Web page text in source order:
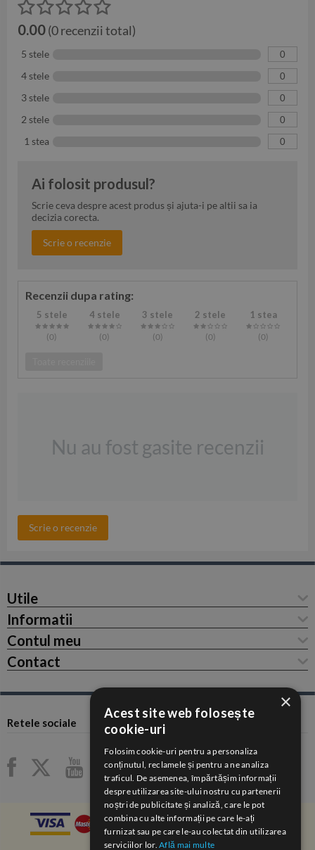
0.00(0 recenzii total)
5 stele 0
4 stele 0
3 stele 0
2 stele 0
1 stea 0
Ai folosit produsul?
Scrie ceva despre acest produs și ajuta-i pe altii sa ia
decizia corecta.
Scrie o recenzie
Recenzii dupa rating:
5 stele
(0)
4 stele
(0)
3 stele
(0)
2 stele
(0)
1 stea
(0)
Nu au fost gasite recenzii
Scrie o recenzie
Utile
Informatii
Contul meu
Contact
Retele sociale
×
Acest site web folosește
cookie-uri
Folosim cookie-uri pentru a personaliza
conținutul, reclamele și pentru a ne analiza
traficul. De asemenea, împărtășim informații
despre utilizarea site-ului nostru cu partenerii
noștri de publicitate și analiză, care le pot
combina cu alte informații pe care le-ați
furnizat sau pe care le-au colectat din utilizarea
serviciilor lor.Află mai multe